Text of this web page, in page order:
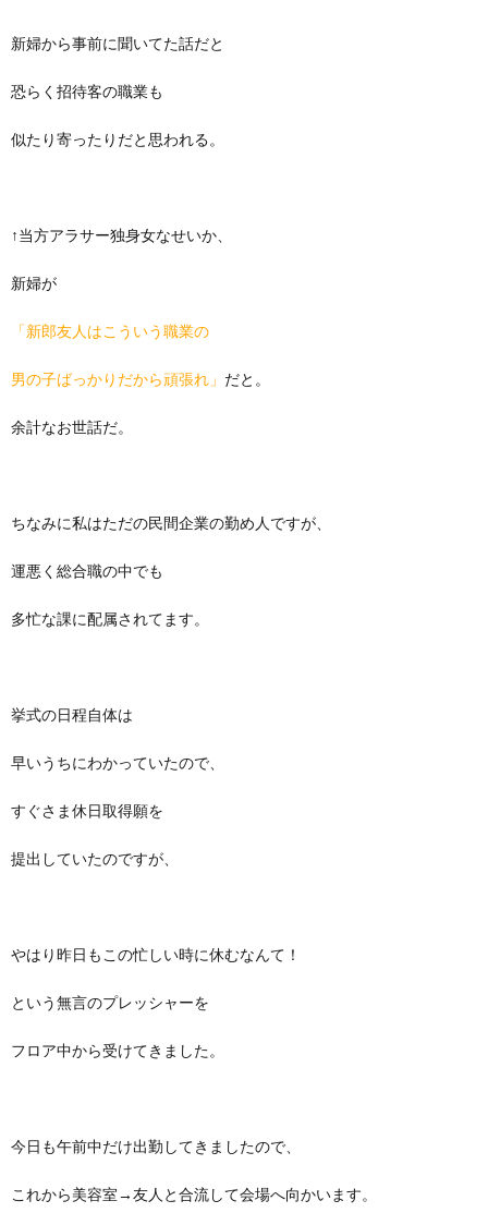
新婦から事前に聞いてた話だと
恐らく招待客の職業も
似たり寄ったりだと思われる。
↑当方アラサー独身女なせいか、
新婦が
「新郎友人はこういう職業の
男の子ばっかりだから頑張れ」 だと。
余計なお世話だ。
ちなみに私はただの民間企業の勤め人ですが、
運悪く総合職の中でも
多忙な課に配属されてます。
挙式の日程自体は
早いうちにわかっていたので、
すぐさま休日取得願を
提出していたのですが、
やはり昨日もこの忙しい時に休むなんて！
という無言のプレッシャーを
フロア中から受けてきました。
今日も午前中だけ出勤してきましたので、
これから美容室→友人と合流して会場へ向かいます。